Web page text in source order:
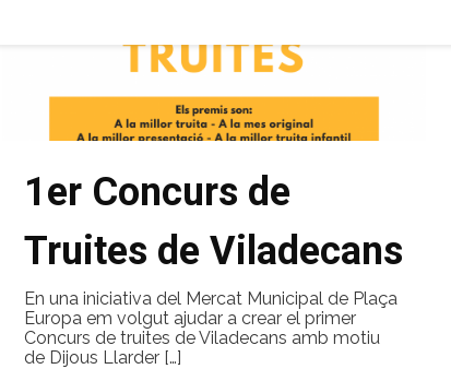
1er Concurs de
Truites de Viladecans
En una iniciativa del Mercat Municipal de Plaça
Europa em volgut ajudar a crear el primer
Concurs de truites de Viladecans amb motiu
de Dijous Llarder[…]